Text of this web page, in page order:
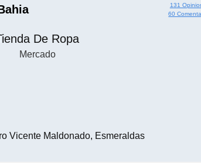
131
60
De Ropa
Mercado
Vicente Maldonado, Esmeraldas